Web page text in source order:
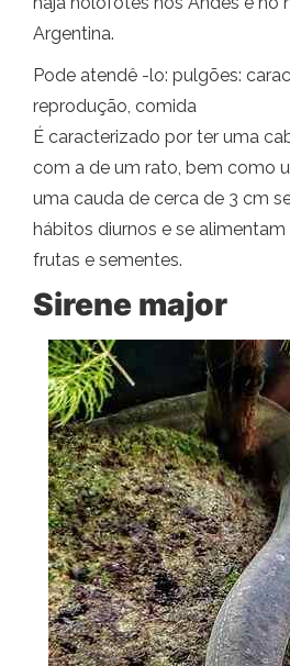
Argentina.
Pode atendê -lo: pulgões:
reprodução, comida
É caracterizado por ter uma
com a de um rato, bem como
uma cauda de cerca de 3 cm
hábitos diurnos e se
frutas e sementes.
Sirene major